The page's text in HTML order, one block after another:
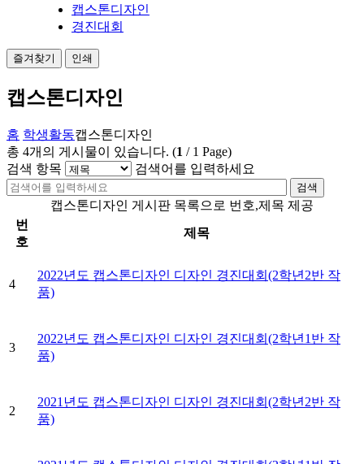
캡스톤디자인
경진대회
즐겨찾기 인쇄
캡스톤디자인
홈 학생활동캡스톤디자인
총 4개의 게시물이 있습니다. (1 / 1 Page)
검색 항목
검색어를 입력하세요
검색
캡스톤디자인 게시판 목록으로 번호,제목 제공
번
호
제목
4
2022년도 캡스톤디자인 디자인 경진대회(2학년2반 작
품)
3
2022년도 캡스톤디자인 디자인 경진대회(2학년1반 작
품)
2
2021년도 캡스톤디자인 디자인 경진대회(2학년2반 작
품)